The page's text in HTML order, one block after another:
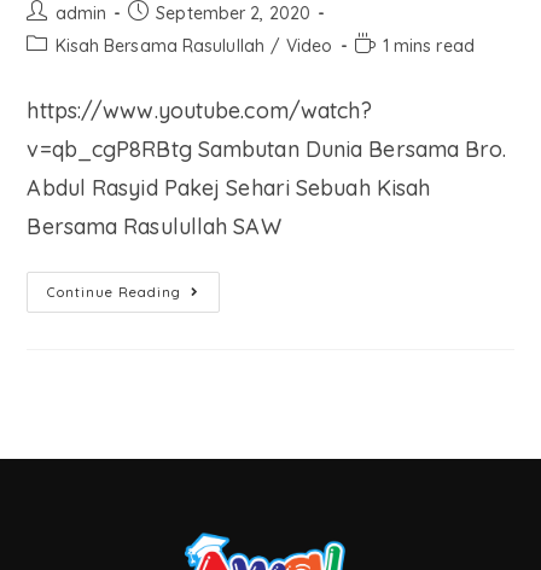
admin
September 2, 2020
Kisah Bersama Rasulullah / Video 1 mins read
https://www.youtube.com/watch?
v=qb_cgP8RBtg Sambutan Dunia Bersama Bro.
Abdul Rasyid Pakej Sehari Sebuah Kisah
Bersama Rasulullah SAW​​​
Continue Reading